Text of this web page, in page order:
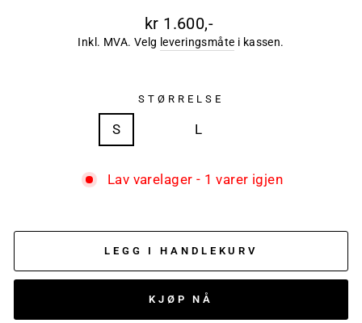
Ordinær
pris
kr 1.600,-
Inkl. MVA. Velg leveringsmåte i kassen.
STØRRELSE
S L
Lav varelager - 1 varer igjen
LEGG I HANDLEKURV
KJØP NÅ